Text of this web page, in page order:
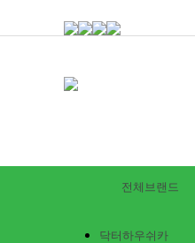
전체브랜드
닥터하우쉬카